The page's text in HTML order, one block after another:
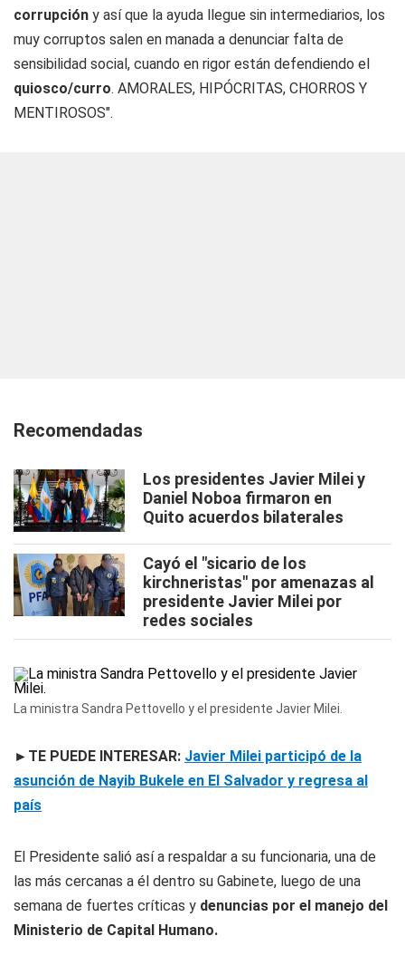
corrupción y así que la ayuda llegue sin intermediarios, los
muy corruptos salen en manada a denunciar falta de
sensibilidad social, cuando en rigor están defendiendo el
quiosco/curro. AMORALES, HIPÓCRITAS, CHORROS Y
MENTIROSOS".
Recomendadas
Los presidentes Javier Milei y
Daniel Noboa firmaron en
Quito acuerdos bilaterales
Cayó el "sicario de los
kirchneristas" por amenazas al
presidente Javier Milei por
redes sociales
La ministra Sandra Pettovello y el presidente Javier Milei.
►TE PUEDE INTERESAR: Javier Milei participó de la
asunción de Nayib Bukele en El Salvador y regresa al
país
El Presidente salió así a respaldar a su funcionaria, una de
las más cercanas a él dentro su Gabinete, luego de una
semana de fuertes críticas y denuncias por el manejo del
Ministerio de Capital Humano.